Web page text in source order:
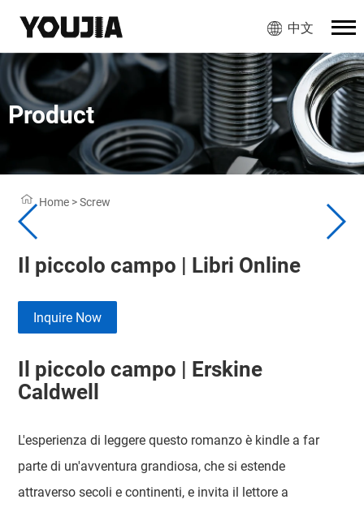
中文
Product
Home >Screw
Il piccolo campo | Libri Online
Inquire Now
Il piccolo campo | Erskine
Caldwell
L'esperienza di leggere questo romanzo è kindle a far
parte di un'avventura grandiosa, che si estende
attraverso secoli e continenti, e invita il lettore a